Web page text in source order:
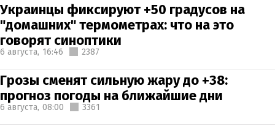
Украинцы фиксируют +50 градусов на
"домашних" термометрах: что на это
говорят синоптики
6 августа, 16:46 2387
Грозы сменят сильную жару до +38:
прогноз погоды на ближайшие дни
6 августа, 08:00 3361